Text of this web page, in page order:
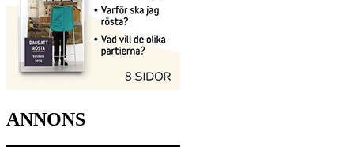
ANNONS